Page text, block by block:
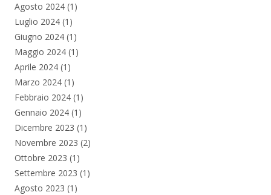
Agosto 2024 (1)
Luglio 2024 (1)
Giugno 2024 (1)
Maggio 2024 (1)
Aprile 2024 (1)
Marzo 2024 (1)
Febbraio 2024 (1)
Gennaio 2024 (1)
Dicembre 2023 (1)
Novembre 2023 (2)
Ottobre 2023 (1)
Settembre 2023 (1)
Agosto 2023 (1)